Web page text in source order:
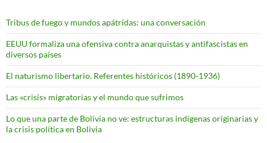
Tribus de fuego y mundos apátridas: una conversación
EEUU formaliza una ofensiva contra anarquistas y antifascistas en
diversos países
El naturismo libertario. Referentes históricos (1890-1936)
Las «crisis» migratorias y el mundo que sufrimos
Lo que una parte de Bolivia no ve: estructuras indígenas originarias y
la crisis política en Bolivia